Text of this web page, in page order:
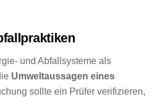
und Abfallsysteme als
Umweltaussagen eines
sollte ein Prüfer verifizieren,